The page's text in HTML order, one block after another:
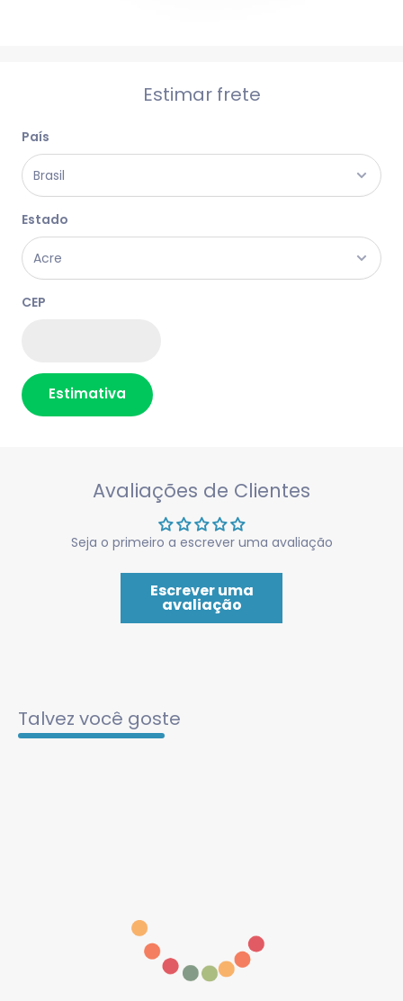
Estimar frete
País
Estado
CEP
Estimativa
Avaliações de Clientes
Seja o primeiro a escrever uma avaliação
Escrever uma
avaliação
Talvez você goste